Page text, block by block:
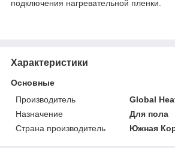
подключения нагревательной пленки.
Характеристики
Основные
Производитель
Global
Назначение
Для пола
Страна производитель
Южная